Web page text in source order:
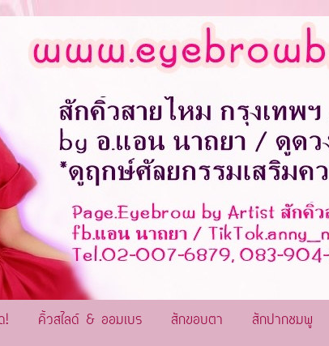
! คิ้วสไลด์ & ออมเบร สักขอบตา สักปากชมพู